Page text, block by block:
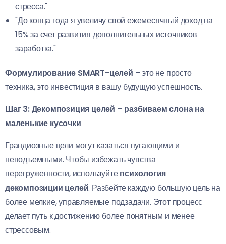
стресса."
"До конца года я увеличу свой ежемесячный доход на
15% за счет развития дополнительных источников
заработка."
Формулирование SMART-целей – это не просто
техника, это инвестиция в вашу будущую успешность.
Шаг 3: Декомпозиция целей – разбиваем слона на
маленькие кусочки
Грандиозные цели могут казаться пугающими и
неподъемными. Чтобы избежать чувства
перегруженности, используйтепсихология
декомпозиции целей. Разбейте каждую большую цель на
более мелкие, управляемые подзадачи. Этот процесс
делает путь к достижению более понятным и менее
стрессовым.